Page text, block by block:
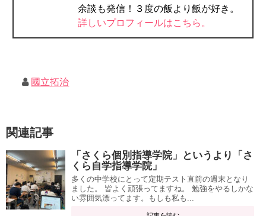
余談も発信！３度の飯より飯が好き。
詳しいプロフィールはこちら。
國立拓治
関連記事
「さくら個別指導学院」というより「さ
くら自学指導学院」
多くの中学校にとって定期テスト直前の週末となり
ました。 皆よく頑張ってますね。 勉強をやるしかな
い雰囲気漂ってます。もしも私も...